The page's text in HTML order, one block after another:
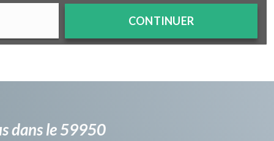
CONTINUER
dans le 59950